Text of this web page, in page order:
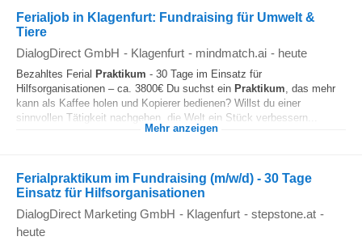
Ferialjob in Klagenfurt: Fundraising für Umwelt &
Tiere
DialogDirect GmbH - Klagenfurt - mindmatch.ai - heute
Bezahltes Ferial Praktikum - 30 Tage im Einsatz für
Hilfsorganisationen – ca. 3800€ Du suchst ein Praktikum, das mehr
kann als Kaffee holen und Kopierer bedienen? Willst du einer
sinnvollen Tätigkeit nachgehen, die Welt ein Stück verbessern...
Mehr anzeigen
Ferialpraktikum im Fundraising (m/w/d) - 30 Tage
Einsatz für Hilfsorganisationen
DialogDirect Marketing GmbH - Klagenfurt - stepstone.at -
heute